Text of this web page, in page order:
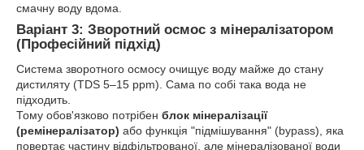
смачну воду вдома.
Варіант 3: Зворотний осмос з мінералізатором
(Професійний підхід)
Система зворотного осмосу очищує воду майже до стану
дистиляту (TDS 5–15 ppm). Сама по собі така вода не
підходить.
Тому обов'язково потрібен блок мінералізації
(ремінералізатор) або функція "підмішування" (bypass), яка
повертає частину відфільтрованої, але мінералізованої води